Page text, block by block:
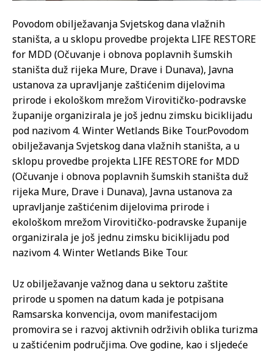
Povodom obilježavanja Svjetskog dana vlažnih
staništa, a u sklopu provedbe projekta LIFE RESTORE
for MDD (Očuvanje i obnova poplavnih šumskih
staništa duž rijeka Mure, Drave i Dunava), Javna
ustanova za upravljanje zaštićenim dijelovima
prirode i ekološkom mrežom Virovitičko-podravske
županije organizirala je još jednu zimsku biciklijadu
pod nazivom 4. Winter Wetlands Bike Tour.Povodom
obilježavanja Svjetskog dana vlažnih staništa, a u
sklopu provedbe projekta LIFE RESTORE for MDD
(Očuvanje i obnova poplavnih šumskih staništa duž
rijeka Mure, Drave i Dunava), Javna ustanova za
upravljanje zaštićenim dijelovima prirode i
ekološkom mrežom Virovitičko-podravske županije
organizirala je još jednu zimsku biciklijadu pod
nazivom 4. Winter Wetlands Bike Tour.
Uz obilježavanje važnog dana u sektoru zaštite
prirode u spomen na datum kada je potpisana
Ramsarska konvencija, ovom manifestacijom
promovira se i razvoj aktivnih održivih oblika turizma
u zaštićenim područjima. Ove godine, kao i sljedeće